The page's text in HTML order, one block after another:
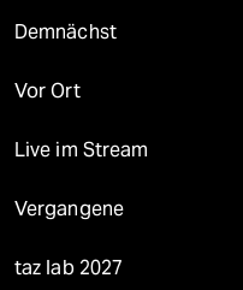
Demnächst
Vor Ort
Live im Stream
Vergangene
taz lab 2027